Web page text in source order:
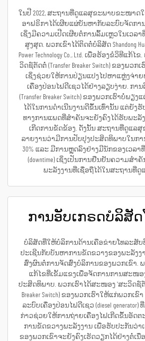
ໃນປີ 2022, ສະຖານທີ່ດູແລສຸຂະພາບຂະໜາ
ອາຟຣິກາໄດ້ເຜີຍແຜ່ບັນຫາກັບລະບົບຈັດກາ
ເຊິ່ງມີຄວາມເປີດເຜີຍຕໍ່ການລົ້ມເຫຼວໃນເວລ
ສູງສຸດ. ພວກເຂົາໄດ້ຕິດຕໍ່ບໍລິສັດ Shandong
Power Technology Co., Ltd. ເພື່ອຮ້ອງຂໍວິທີແ
ວິດຊ໌ຕັດຕໍ່ (Transfer Breaker Switch) ຂອງພ
ເຊິ່ງຊ່ວຍໃຫ້ການປ່ຽນແປງໄປຫາແຫຼ່ງຈ່າ
ເຄື່ອງປ່ອນໄຟດີເຊວໄດ້ຢ່າງລຽບງ່າຍ. ກາ
(Transfer Breaker Switch) ຂອງພວກເຮົາບໍ່ພ
ໄດ້ໃນການດຳເນີນງານດີຂຶ້ນເທົ່ານັ້ນ ແຕ່ຍັງ
ທາງການແພດທີ່ສຳຄັນຈະຍັງຄົງໄດ້ຮັບພະລັ
ເກີດການຂັດຂ້ອງ. ດັ່ງນັ້ນ ສະຖານທີ່ດູແລສຸ
ລາຍງານວ່າມີການປັບປຸງປະສິດທິພາບໃນກາ
30% ແລະ ມີການຫຼຸດລົງຢ່າງມີນັກຂອງເວລາ
(downtime) ເຊິ່ງເປັນການຢືນຢັນຄວາມສຳ
ພະລັງງານທີ່ເຊື່ອຖືໄດ້ໃນສະຖານທີ່ດູ
ການອັບເກຣດບໍລິສັ
ບໍລິສັດທີ່ໃຫ້ບໍລິການດ້ານເຄືອຂ່າຍໂທລະສັບ
ປະເຊີນກັບບັນຫາການຂັດຂວາງຂອງພະລັງງາ
ສົ່ງຜົນຕໍ່ການຈັດສົ່ງບໍລິການຂອງພວກເຂົາ.
ແກ້ໄຂທີ່ເຂັ້ມແຂງເພື່ອຈັດການການສະໜອ
ປະສິດທິພາບ. ພວກເຮົາໄດ້ສະໜອງ 'ສະວິດຊ໌ຕັດ
Breaker Switch) ຂອງພວກເຮົາໃຫ້ແກ່ພວກເຂົ
ລະບົບເຄື່ອງປ່ອນໄຟດີເຊວ (diesel
ກ່າວຊ່ວຍໃຫ້ການຖ່າຍເຄື່ອງໄຟເກີດຂຶ້ນອັດຕ
ການຂັດຂວາງພະລັງງານ ເພື່ອຮັບປະກັນວ່
ຂອງພວກເຂົາຈະຍັງຄົງເຮັດວຽກໄດ້ຢ່າງຕໍ່ເນື່